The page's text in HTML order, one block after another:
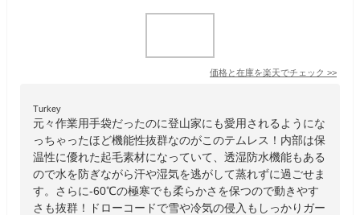
価格と在庫を楽天でチェック >>
Turkey
元々作業用手袋だったのに登山家にも愛用されるようにな
っちゃったほど機能性抜群なのがこのテムレス！内部は保
温性に優れた起毛素材になっていて、透湿防水機能もある
ので水を防ぎながら汗や湿気を逃がして蒸れずに過ごせま
す。さらに-60℃の極寒でも柔らかさを保つので動きやす
さも抜群！ドローコードで雪や冷気の侵入もしっかりガー